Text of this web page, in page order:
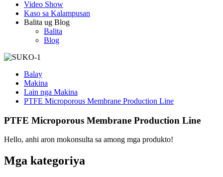
Video Show
Kaso sa Kalampusan
Balita ug Blog
Balita
Blog
Balay
Makina
Lain nga Makina
PTFE Microporous Membrane Production Line
PTFE Microporous Membrane Production Line
Hello, anhi aron mokonsulta sa among mga produkto!
Mga kategoriya